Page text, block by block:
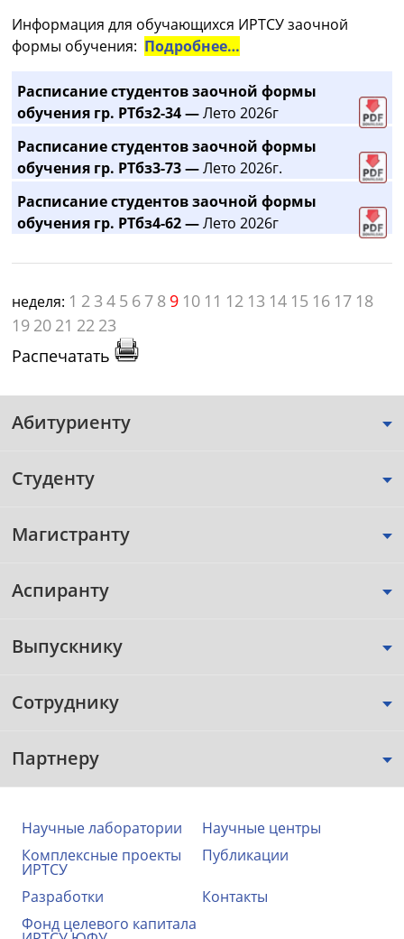
Информация для обучающихся ИРТСУ заочной
формы обучения: Подробнее…
Расписание студентов заочной формы
обучения гр. РТбз2-34 —Лето 2026г
Расписание студентов заочной формы
обучения гр. РТбз3-73 —Лето 2026г.
Расписание студентов заочной формы
обучения гр. РТбз4-62 —Лето 2026г
неделя: 1 2 3 4 5 6 7 8 9 10 11 12 13 14 15 16 17 18
19 20 21 22 23
Распечатать
Абитуриенту
Студенту
Магистранту
Аспиранту
Выпускнику
Сотруднику
Партнеру
Научные лаборатории
Научные центры
Комплексные проекты
ИРТСУ
Публикации
Разработки
Контакты
Фонд целевого капитала